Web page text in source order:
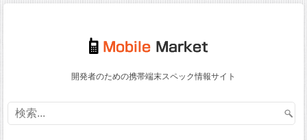
開発者のための携帯端末スペック情報サイト